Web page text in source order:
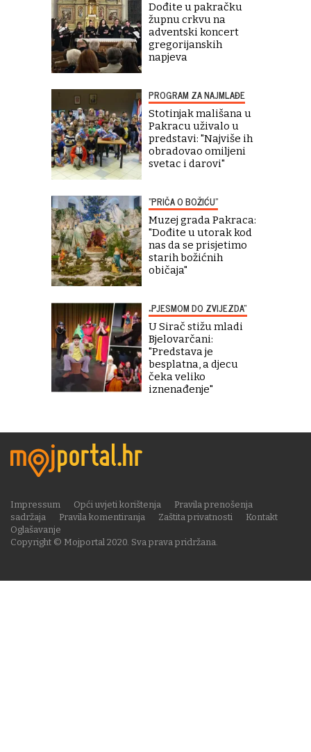
Dođite u pakračku
župnu crkvu na
adventski koncert
gregorijanskih
napjeva
PROGRAM ZA NAJMLAĐE
Stotinjak mališana u
Pakracu uživalo u
predstavi: "Najviše ih
obradovao omiljeni
svetac i darovi"
"PRIČA O BOŽIĆU"
Muzej grada Pakraca:
"Dođite u utorak kod
nas da se prisjetimo
starih božićnih
običaja"
„PJESMOM DO ZVIJEZDA“
U Sirač stižu mladi
Bjelovarčani:
"Predstava je
besplatna, a djecu
čeka veliko
iznenađenje"
Copyright © Mojportal 2020. Sva prava pridržana.
Impressum Opći uvjeti korištenja
Pravila prenošenja
sadržaja
Pravila komentiranja Zaštita privatnosti
Kontakt
Oglašavanje